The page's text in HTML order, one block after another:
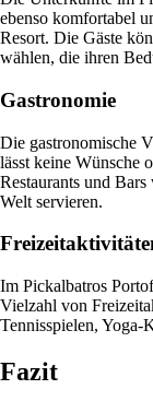
ebenso komfortabel
Resort. Die Gäste
wählen, die ihren
Gastronomie
Die gastronomische
lässt keine Wünsche
Restaurants und
Welt servieren.
Im Pickalbatros
Vielzahl von
Tennisspielen,
Fazit